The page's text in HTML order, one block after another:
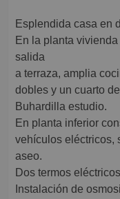
Esplendida casa en
En la planta
salida
a terraza, amplia
dobles y un cuarto
Buhardilla estudio.
En planta inferior
vehículos eléctricos,
aseo.
Dos termos
Instalación de